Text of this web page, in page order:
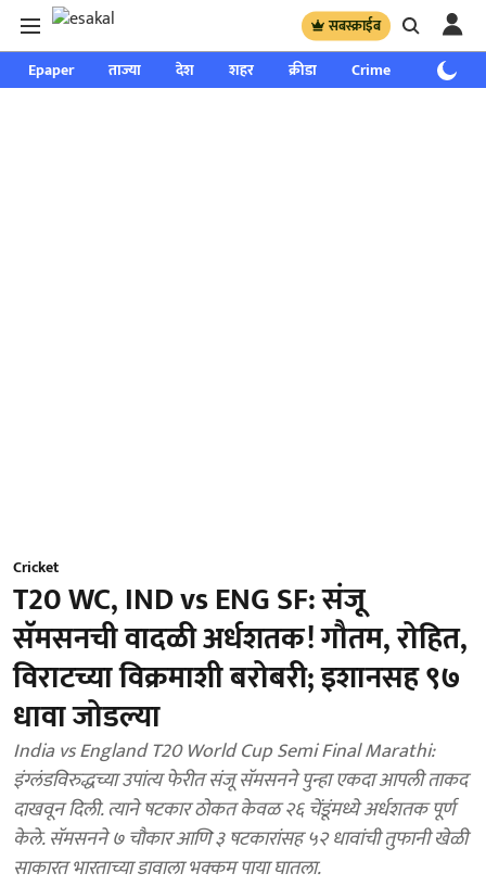
सबस्क्राईब
Epaper ताज्या देश शहर क्रीडा Crime साप्ताहिक
Cricket
T20 WC, IND vs ENG SF: संजू
सॅमसनची वादळी अर्धशतक! गौतम, रोहित,
विराटच्या विक्रमाशी बरोबरी; इशानसह ९७
धावा जोडल्या
India vs England T20 World Cup Semi Final Marathi:
इंग्लंडविरुद्धच्या उपांत्य फेरीत संजू सॅमसनने पुन्हा एकदा आपली ताकद
दाखवून दिली. त्याने षटकार ठोकत केवळ २६ चेंडूंमध्ये अर्धशतक पूर्ण
केले. सॅमसनने ७ चौकार आणि ३ षटकारांसह ५२ धावांची तुफानी खेळी
साकारत भारताच्या डावाला भक्कम पाया घातला.